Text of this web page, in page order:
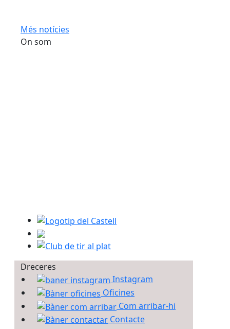
Més notícies
On som
Logotip del Castell
Club de tir al plat
Dreceres
Instagram
Oficines
Com arribar-hi
Contacte